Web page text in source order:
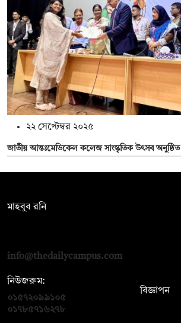
২২ সেপ্টেম্বর ২০২৫
জাতীয় আন্তঃমেডিকেল কলেজ সাংস্কৃতিক উৎসব অনুষ্ঠিত
মাহবুব রনি
info@thedailycampus.com
নিউজরুম:
০১৫৭২০৯৯১০৫
০১৭৮৫৭১৬২৭৮
বিজ্ঞাপন